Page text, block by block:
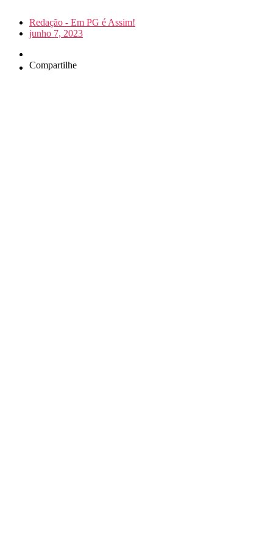
Redação - Em PG é Assim!
junho 7, 2023
Compartilhe